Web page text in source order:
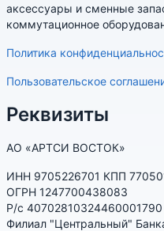
аксессуары и сменные
коммутационное
Политика
Пользовательское
Реквизиты
АО «АРТСИ ВОСТОК»
ИНН 9705226701 КПП
ОГРН 1247700438083
Р/с
Филиал "Центральный"